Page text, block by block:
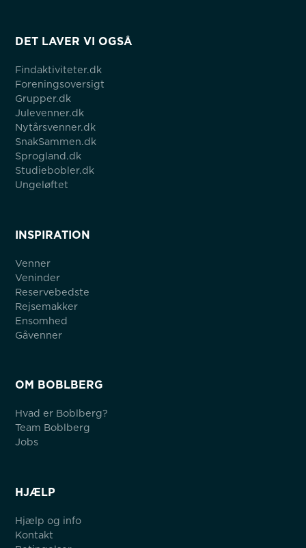
DET LAVER VI OGSÅ
Findaktiviteter.dk
Foreningsoversigt
Grupper.dk
Julevenner.dk
Nytårsvenner.dk
SnakSammen.dk
Sprogland.dk
Studiebobler.dk
Ungeløftet
INSPIRATION
Venner
Veninder
Reservebedste
Rejsemakker
Ensomhed
Gåvenner
OM BOBLBERG
Hvad er Boblberg?
Team Boblberg
Jobs
HJÆLP
Hjælp og info
Kontakt